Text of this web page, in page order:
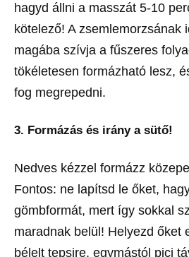
hagyd állni a masszát 5-10
kötelező! A zsemlemorzsának
magába szívja a fűszeres
tökéletesen formázható lesz,
fog megrepedni.
3. Formázás és irány a sütő!
Nedves kézzel formázz
Fontos: ne lapítsd le őket,
gömbformát, mert így sokkal
maradnak belül! Helyezd őket
bélelt tepsire, egymástól pici